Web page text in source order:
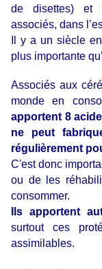
de disettes) et
associés, dans
Il y a un siècle
plus importante
Associés aux
monde en
apportent 8
ne peut
régulièrement
C'est donc
ou de les
consommer.
Ils apportent
surtout ces
assimilables.